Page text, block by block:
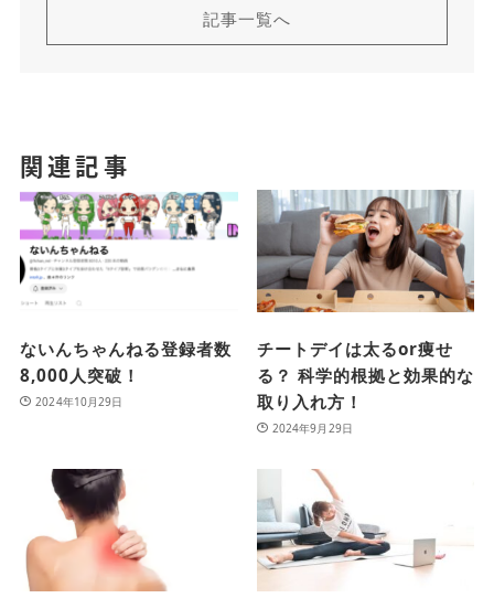
記事一覧へ
関連記事
ないんちゃんねる登録者数
8,000人突破！
2024年10月29日
チートデイは太るor痩せ
る？ 科学的根拠と効果的な
取り入れ方！
2024年9月29日